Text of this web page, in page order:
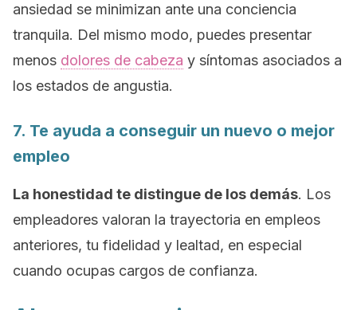
ansiedad se minimizan ante una conciencia
tranquila. Del mismo modo, puedes presentar
menos dolores de cabeza y síntomas asociados a
los estados de angustia.
7. Te ayuda a conseguir un nuevo o mejor
empleo
La honestidad te distingue de los demás. Los
empleadores valoran la trayectoria en empleos
anteriores, tu fidelidad y lealtad, en especial
cuando ocupas cargos de confianza.